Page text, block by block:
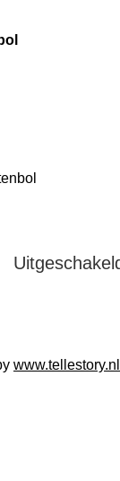
www.tellestory.nl